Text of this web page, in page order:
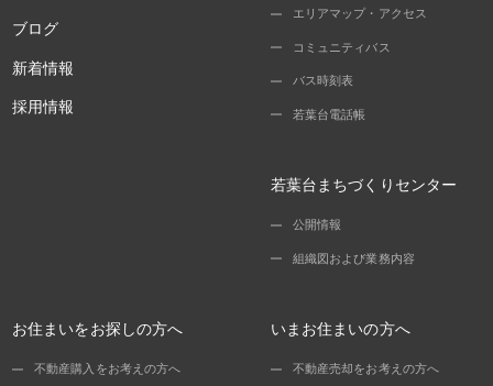
ブログ
新着情報
採用情報
エリアマップ・アクセス
コミュニティバス
バス時刻表
若葉台電話帳
若葉台まちづくりセンター
公開情報
組織図および業務内容
お住まいをお探しの方へ
不動産購入をお考えの方へ
いまお住まいの方へ
不動産売却をお考えの方へ